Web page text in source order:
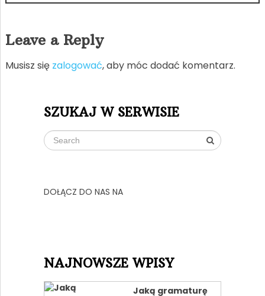
Leave a Reply
Musisz się zalogować, aby móc dodać komentarz.
SZUKAJ W SERWISIE
DOŁĄCZ DO NAS NA
NAJNOWSZE WPISY
Jaką gramaturę